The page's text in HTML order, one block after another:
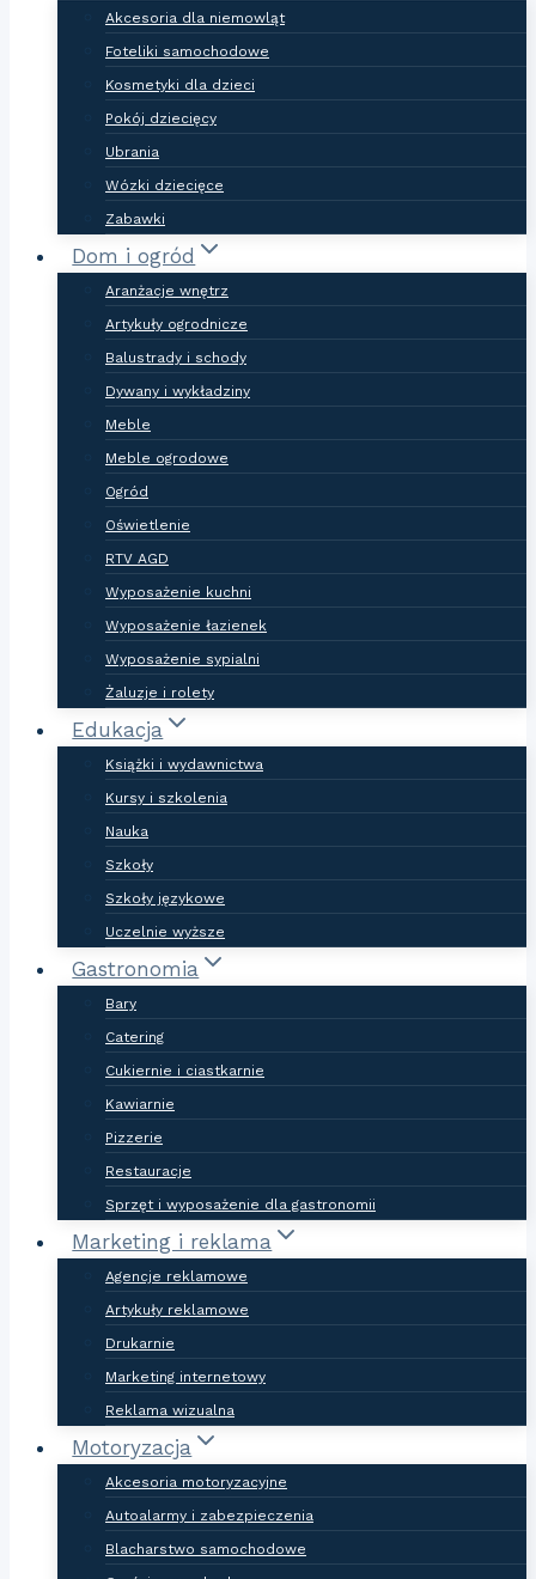
Akcesoria dla niemowląt
Foteliki samochodowe
Kosmetyki dla dzieci
Pokój dziecięcy
Ubrania
Wózki dziecięce
Zabawki
Dom i ogród
Aranżacje wnętrz
Artykuły ogrodnicze
Balustrady i schody
Dywany i wykładziny
Meble
Meble ogrodowe
Ogród
Oświetlenie
RTV AGD
Wyposażenie kuchni
Wyposażenie łazienek
Wyposażenie sypialni
Żaluzje i rolety
Edukacja
Książki i wydawnictwa
Kursy i szkolenia
Nauka
Szkoły
Szkoły językowe
Uczelnie wyższe
Gastronomia
Bary
Catering
Cukiernie i ciastkarnie
Kawiarnie
Pizzerie
Restauracje
Sprzęt i wyposażenie dla gastronomii
Marketing i reklama
Agencje reklamowe
Artykuły reklamowe
Drukarnie
Marketing internetowy
Reklama wizualna
Motoryzacja
Akcesoria motoryzacyjne
Autoalarmy i zabezpieczenia
Blacharstwo samochodowe